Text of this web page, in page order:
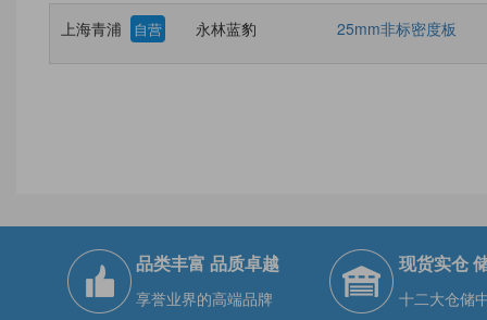
上海青浦 自营 永林蓝豹 25mm非标密度板
品类丰富 品质卓越
享誉业界的高端品牌
现货实仓
十二大仓储